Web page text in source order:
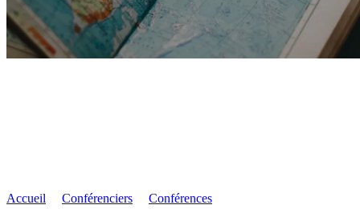
Accueil Conférenciers Conférences